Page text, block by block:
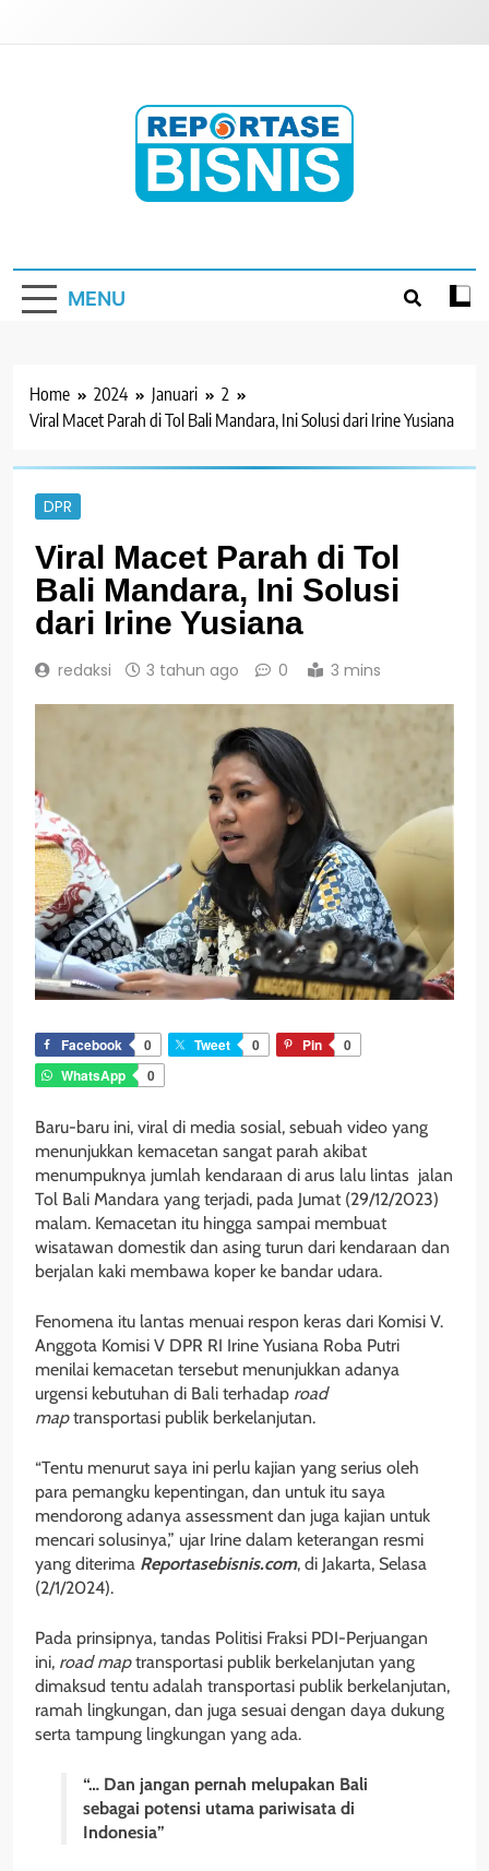
MENU
Home 2024 Januari
2
Viral Macet Parah di Tol Bali Mandara, Ini Solusi dari Irine Yusiana
DPR
Viral Macet Parah di Tol
Bali Mandara, Ini Solusi
dari Irine Yusiana
redaksi 3 tahun ago 0 3 mins
Facebook 0 Tweet 0 Pin
0
WhatsApp
0
Baru-baru ini, viral di media sosial, sebuah video yang
menunjukkan kemacetan sangat parah akibat
menumpuknya jumlah kendaraan di arus lalu lintas jalan
Tol Bali Mandara yang terjadi, pada Jumat (29/12/2023)
malam. Kemacetan itu hingga sampai membuat
wisatawan domestik dan asing turun dari kendaraan dan
berjalan kaki membawa koper ke bandar udara.
Fenomena itu lantas menuai respon keras dari Komisi V.
Anggota Komisi V DPR RI Irine Yusiana Roba Putri
menilai kemacetan tersebut menunjukkan adanya
urgensi kebutuhan di Bali terhadap road
maptransportasi publik berkelanjutan.
“Tentu menurut saya ini perlu kajian yang serius oleh
para pemangku kepentingan, dan untuk itu saya
mendorong adanya assessment dan juga kajian untuk
mencari solusinya,” ujar Irine dalam keterangan resmi
yang diterima Reportasebisnis.com, di Jakarta, Selasa
(2/1/2024).
Pada prinsipnya, tandas Politisi Fraksi PDI-Perjuangan
ini, road maptransportasi publik berkelanjutan yang
dimaksud tentu adalah transportasi publik berkelanjutan,
ramah lingkungan, dan juga sesuai dengan daya dukung
serta tampung lingkungan yang ada.
“… Dan jangan pernah melupakan Bali
sebagai potensi utama pariwisata di
Indonesia”